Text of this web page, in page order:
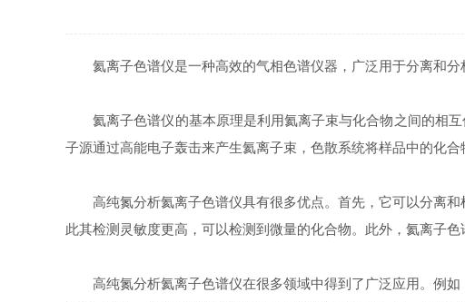
氦离子色谱仪是一种高效的气相色谱仪器，广泛用于分离和分
氦离子色谱仪的基本原理是利用氦离子束与化合物之间的相互
子源通过高能电子轰击来产生氦离子束，色散系统将样品中的化合
高纯氮分析氦离子色谱仪具有很多优点。首先，它可以分离和
此其检测灵敏度更高，可以检测到微量的化合物。此外，氦离子
高纯氮分析氦离子色谱仪在很多领域中得到了广泛应用。例如